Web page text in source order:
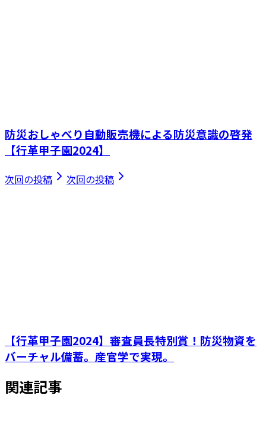
防災おしゃべり自動販売機による防災意識の啓発
【行革甲子園2024】
次回の投稿 次回の投稿
【行革甲子園2024】審査員長特別賞！防災物資を
バーチャル備蓄。産官学で実現。
関連記事